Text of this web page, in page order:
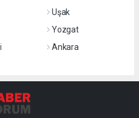
Uşak
Yozgat
Ankara